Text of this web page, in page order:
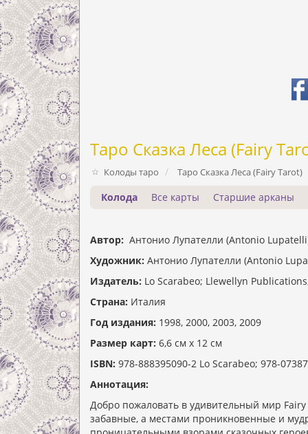
Таро Сказка Леса (Fairy
Колоды таро Таро Сказка Леса (Fairy Tarot)
Колода Все карты Старшие арканы
Автор: Антонио Лупателли (Antonio
Художник: Антонио Лупателли (Antonio
Издатель: Lo Scarabeo; Llewellyn
Страна: Италия
Год издания: 1998, 2000, 2003, 2009
Размер карт: 6,6 см x 12 см
ISBN: 978-888395090-2 Lo Scarabeo; 978-
Аннотация:
Добро пожаловать в удивительный мир
забавные, а местами проникновенные и